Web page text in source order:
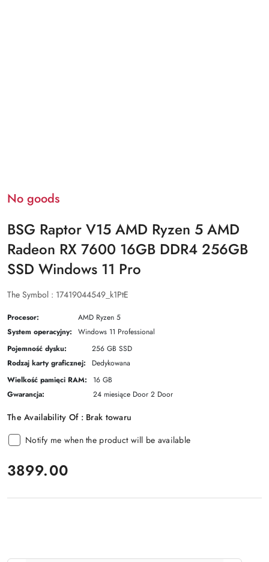
No goods
BSG Raptor V15 AMD Ryzen 5 AMD
Radeon RX 7600 16GB DDR4 256GB
SSD Windows 11 Pro
The Symbol : 17419044549_k1PtE
Procesor:
AMD Ryzen 5
System operacyjny:
Windows 11 Professional
Pojemność dysku:
256 GB SSD
Rodzaj karty graficznej:
Dedykowana
Wielkość pamięci RAM:
16 GB
Gwarancja:
24 miesiące Door 2 Door
The Availability Of : Brak towaru
Notify me when the product will be available
price:
3899.00